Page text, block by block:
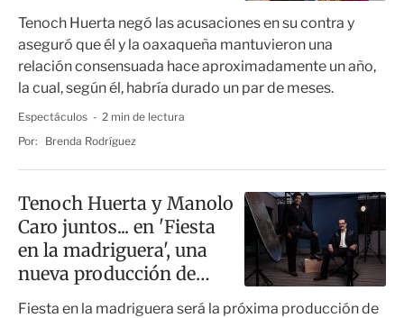
Tenoch Huerta negó las acusaciones en su contra y
aseguró que él y la oaxaqueña mantuvieron una
relación consensuada hace aproximadamente un año,
la cual, según él, habría durado un par de meses.
Espectáculos
2 min de lectura
Por:
Brenda Rodríguez
Tenoch Huerta y Manolo
Caro juntos... en 'Fiesta
en la madriguera', una
nueva producción de
Netflix
Fiesta en la madriguera será la próxima producción de